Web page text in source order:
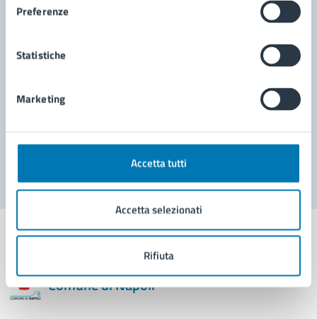
Preferenze
Statistiche
Marketing
Accetta tutti
Accetta selezionati
Rifiuta
Richiedi assistenza
Segnala disservizio
Comune di Napoli